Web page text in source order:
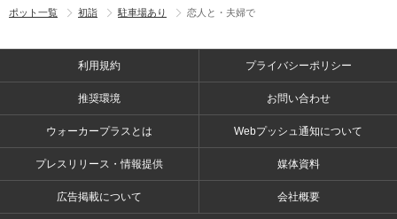
ポット一覧
初詣 駐車場あり 恋人と・夫婦で
利用規約 プライバシーポリシー
推奨環境 お問い合わせ
ウォーカープラスとは Webプッシュ通知について
プレスリリース・情報提供 媒体資料
広告掲載について 会社概要